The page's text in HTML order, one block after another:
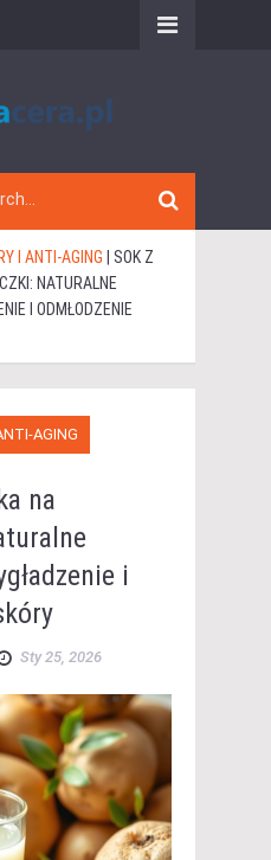
I ANTI-AGING
SOK Z
NATURALNE
I ODMŁODZENIE
AGING
na
i
Sty 25, 2026